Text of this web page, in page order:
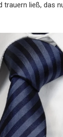
trauern ließ, das